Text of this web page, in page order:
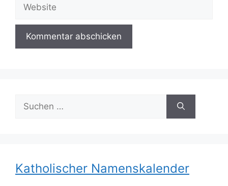
nach:
Katholischer Namenskalender